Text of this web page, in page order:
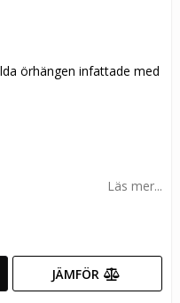
örhängen infattade med
Läs mer...
JÄMFÖR